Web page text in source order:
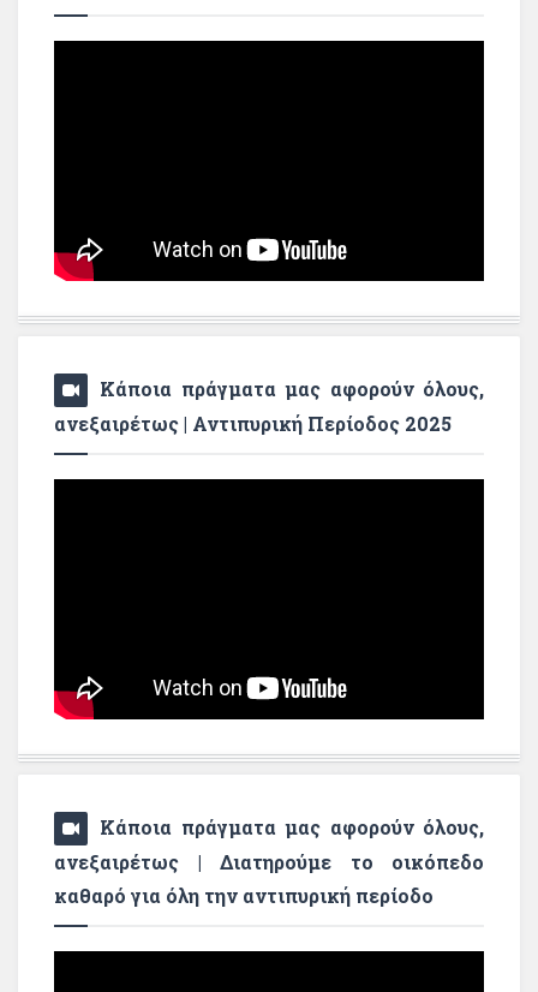
Κάποια πράγματα μας αφορούν όλους,
ανεξαιρέτως | Αντιπυρική Περίοδος 2025
Κάποια πράγματα μας αφορούν όλους,
ανεξαιρέτως | Διατηρούμε το οικόπεδο
καθαρό για όλη την αντιπυρική περίοδο